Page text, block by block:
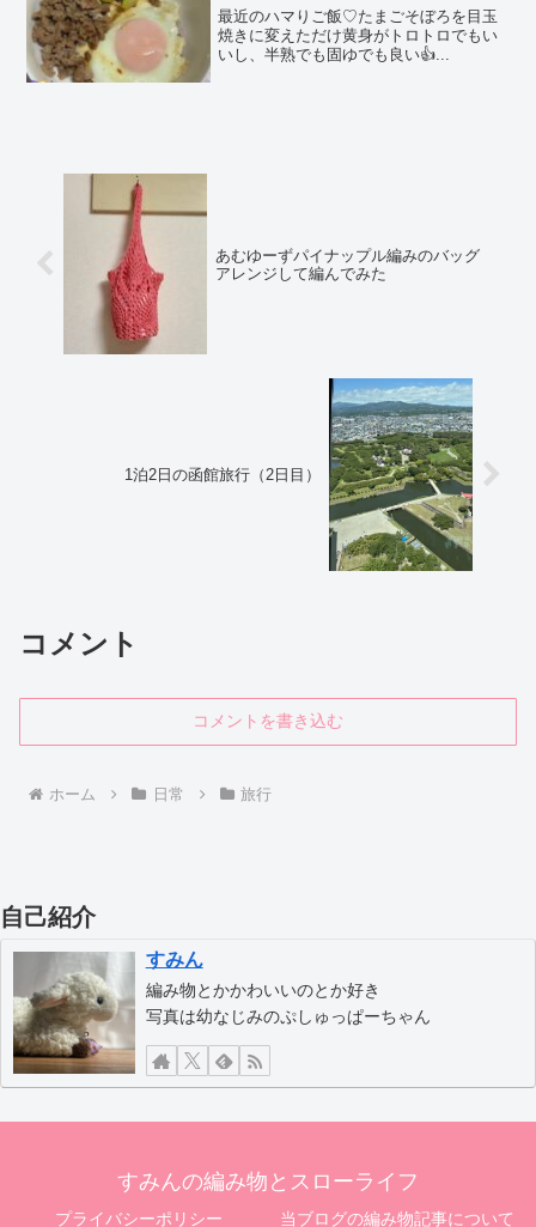
最近のハマりご飯♡たまごそぼろを目玉
焼きに変えただけ黄身がトロトロでもい
いし、半熟でも固ゆでも良い👍...
あむゆーずパイナップル編みのバッグ
アレンジして編んでみた
1泊2日の函館旅行（2日目）
コメント
コメントを書き込む
ホーム 日常 旅行
自己紹介
すみん
編み物とかかわいいのとか好き
写真は幼なじみのぷしゅっぱーちゃん
すみんの編み物とスローライフ
プライバシーポリシー 当ブログの編み物記事について